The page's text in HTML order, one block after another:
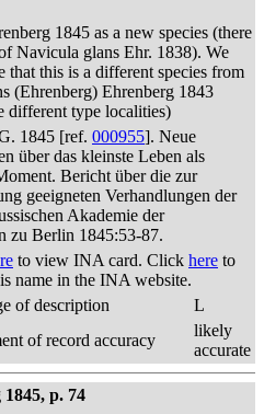
1845 as a new species (there
Navicula glans Ehr. 1838). We
that this is a different species from
(Ehrenberg) Ehrenberg 1843
different type localities)
1845 [ref. 000955]. Neue
über das kleinste Leben als
Bericht über die zur
geeigneten Verhandlungen der
Akademie der
zu Berlin 1845:53-87.
to view INA card. Click here to
name in the INA website.
of description
L
of record accuracy
likely
accurate
p. 74